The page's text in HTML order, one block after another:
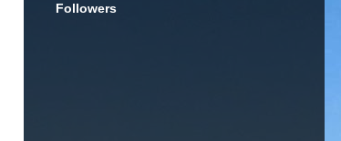
Followers